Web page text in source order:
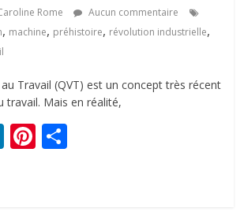
Rome
Aucun commentaire
, machine, préhistoire, révolution industrielle,
Travail (QVT) est un concept très récent
travail. Mais en réalité,
Li Pi